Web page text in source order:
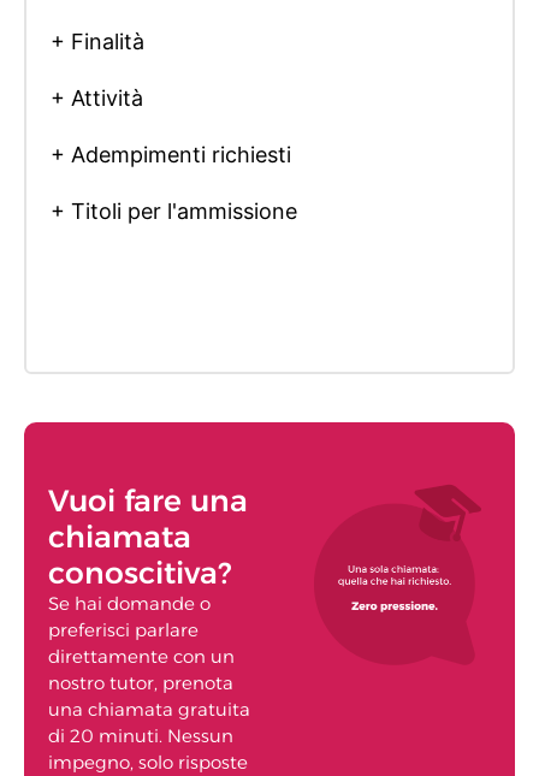
+ Finalità
+ Attività
+ Adempimenti richiesti
+ Titoli per l'ammissione
Vuoi fare una
chiamata
conoscitiva?
Se hai domande o
preferisci parlare
direttamente con un
nostro tutor, prenota
una chiamata gratuita
di 20 minuti. Nessun
impegno, solo risposte